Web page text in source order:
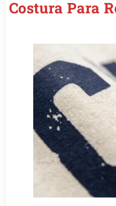
Costura Para